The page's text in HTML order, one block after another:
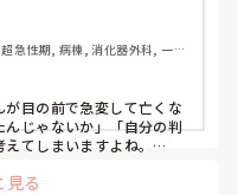
す。
急性期, 病棟, 消化器外科, 一般
目の前で急変して亡くな
じゃないか」「自分の判
てしまいますよね。
最初にAFが出た時点で先
見る